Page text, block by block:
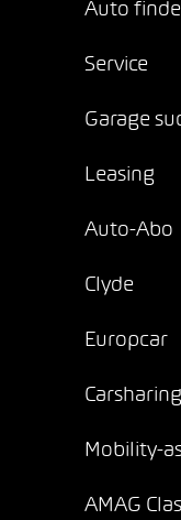
Auto
Service
Garage
Leasing
Auto-Abo
Clyde
Europcar
Carsharing
Mobility-
AMAG